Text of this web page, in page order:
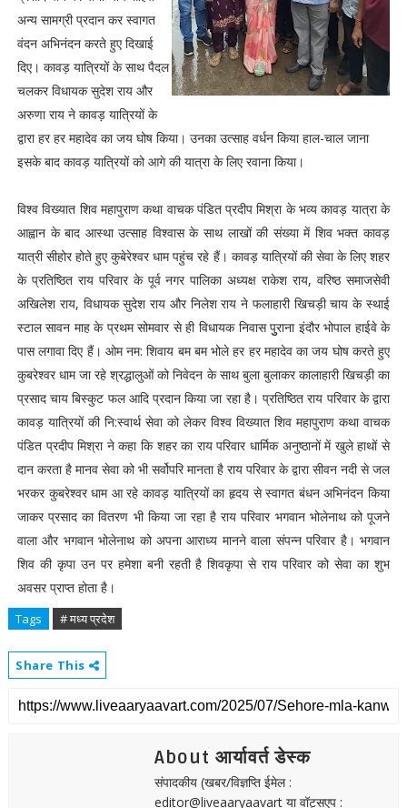
अन्य सामग्री प्रदान कर स्वागत
वंदन अभिनंदन करते हुए दिखाई
दिए। कावड़ यात्रियों के साथ पैदल
चलकर विधायक सुदेश राय और
अरुणा राय ने कावड़ यात्रियों के
द्वारा हर हर महादेव का जय घोष किया। उनका उत्साह वर्धन किया हाल-चाल जाना
इसके बाद कावड़ यात्रियों को आगे की यात्रा के लिए रवाना किया।
विश्व विख्यात शिव महापुराण कथा वाचक पंडित प्रदीप मिश्रा के भव्य कावड़ यात्रा के
आह्वान के बाद आस्था उत्साह विश्वास के साथ लाखों की संख्या में शिव भक्त कावड़
यात्री सीहोर होते हुए कुबेरेश्वर धाम पहुंच रहे हैं। कावड़ यात्रियों की सेवा के लिए शहर
के प्रतिष्ठित राय परिवार के पूर्व नगर पालिका अध्यक्ष राकेश राय, वरिष्ठ समाजसेवी
अखिलेश राय, विधायक सुदेश राय और निलेश राय ने फलाहारी खिचड़ी चाय के स्थाई
स्टाल सावन माह के प्रथम सोमवार से ही विधायक निवास पुुराना इंदौर भोपाल हाईवे के
पास लगावा दिए हैं। ओम नम: शिवाय बम बम भोले हर हर महादेव का जय घोष करते हुए
कुबरेश्वर धाम जा रहे श्रद्धालुओं को निवेदन के साथ बुला बुलाकर कालाहारी खिचड़ी का
प्रसाद चाय बिस्कुट फल आदि प्रदान किया जा रहा है। प्रतिष्ठित राय परिवार के द्वारा
कावड़ यात्रियों की नि:स्वार्थ सेवा को लेकर विश्व विख्यात शिव महापुराण कथा वाचक
पंडित प्रदीप मिश्रा ने कहा कि शहर का राय परिवार धार्मिक अनुष्ठानों में खुले हाथों से
दान करता है मानव सेवा को भी सर्वोपरि मानता है राय परिवार के द्वारा सीवन नदी से जल
भरकर कुबरेश्वर धाम आ रहे कावड़ यात्रियों का हृदय से स्वागत बंधन अभिनंदन किया
जाकर प्रसाद का वितरण भी किया जा रहा है राय परिवार भगवान भोलेनाथ को पूजने
वाला और भगवान भोलेनाथ को अपना आराध्य मानने वाला संपन्न परिवार है। भगवान
शिव की कृपा उन पर हमेशा बनी रहती है शिवकृपा से राय परिवार को सेवा का शुभ
अवसर प्राप्त होता है।
Tags # मध्य प्रदेश
Share This
About आर्यावर्त डेस्क
संपादकीय (खबर/विज्ञप्ति ईमेल :
editor@liveaaryaavart या वॉट्सएप :